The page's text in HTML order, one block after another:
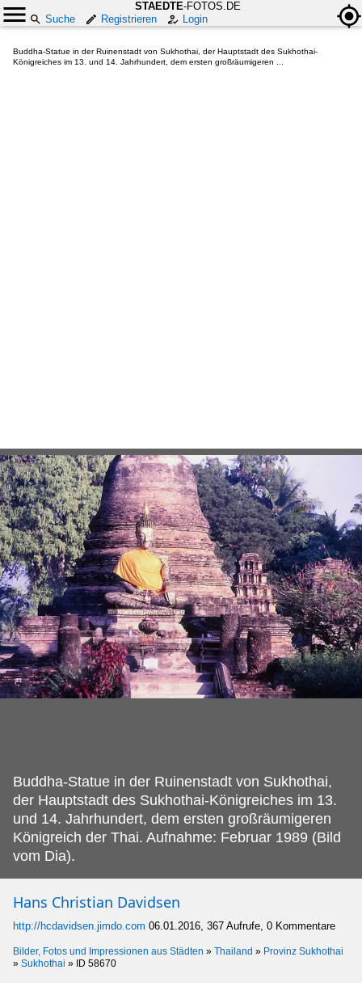
STAEDTE-FOTOS.DE
Suche
Registrieren Login
Buddha-Statue in der Ruinenstadt von Sukhothai, der Hauptstadt des Sukhothai-
Königreiches im 13. und 14. Jahrhundert, dem ersten großräumigeren ...
Buddha-Statue in der Ruinenstadt von Sukhothai,
der Hauptstadt des Sukhothai-Königreiches im 13.
und 14. Jahrhundert, dem ersten großräumigeren
Königreich der Thai. Aufnahme: Februar 1989 (Bild
vom Dia).
Hans Christian Davidsen
http://hcdavidsen.jimdo.com 06.01.2016, 367 Aufrufe, 0 Kommentare
Bilder, Fotos und Impressionen aus Städten » Thailand » Provinz Sukhothai
» Sukhothai » ID 58670